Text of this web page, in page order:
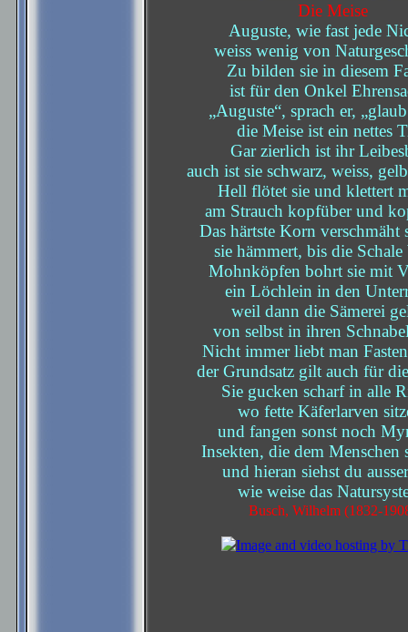
Die Meise
Auguste, wie fast jede
weiss wenig von
Zu bilden sie in diesem
ist für den Onkel
„Auguste“, sprach er,
die Meise ist ein nettes
Gar zierlich ist ihr
auch ist sie schwarz, weiss,
Hell flötet sie und klettert
am Strauch kopfüber und
Das härtste Korn verschmäht
sie hämmert, bis die
Mohnköpfen bohrt sie mit
ein Löchlein in den
weil dann die Sämerei
von selbst in ihren
Nicht immer liebt man
der Grundsatz gilt auch für
Sie gucken scharf in alle
wo fette Käferlarven
und fangen sonst noch
Insekten, die dem Menschen
und hieran siehst du
wie weise das
Busch, Wilhelm (1832-